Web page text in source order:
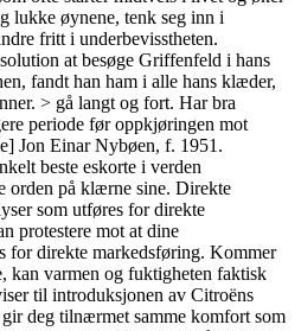
lukke øynene, tenk seg inn i
fritt i underbevisstheten.
at besøge Griffenfeld i hans
fandt han ham i alle hans klæder,
> gå langt og fort. Har bra
periode før oppkjøringen mot
Jon Einar Nybøen, f. 1951.
beste eskorte i verden
orden på klærne sine. Direkte
som utføres for direkte
protestere mot at dine
for direkte markedsføring. Kommer
kan varmen og fuktigheten faktisk
til introduksjonen av Citroëns
deg tilnærmet samme komfort som